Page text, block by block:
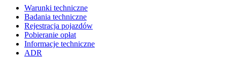
Warunki techniczne
Badania techniczne
Rejestracja pojazdów
Pobieranie opłat
Informacje techniczne
ADR